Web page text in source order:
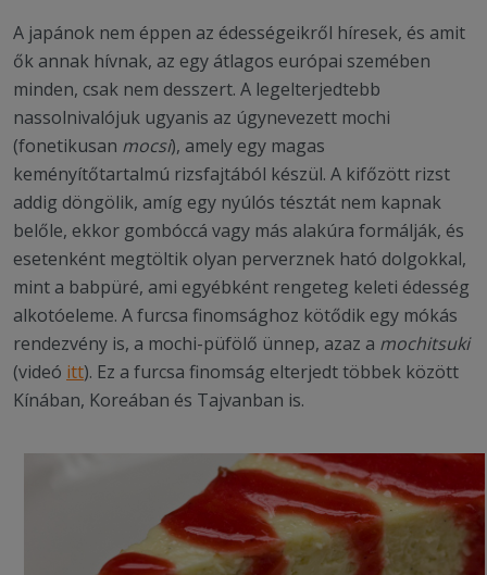
A japánok nem éppen az édességeikről híresek, és amit
ők annak hívnak, az egy átlagos európai szemében
minden, csak nem desszert. A legelterjedtebb
nassolnivalójuk ugyanis az úgynevezett mochi
(fonetikusan mocsi), amely egy magas
keményítőtartalmú rizsfajtából készül. A kifőzött rizst
addig döngölik, amíg egy nyúlós tésztát nem kapnak
belőle, ekkor gombóccá vagy más alakúra formálják, és
esetenként megtöltik olyan perverznek ható dolgokkal,
mint a babpüré, ami egyébként rengeteg keleti édesség
alkotóeleme. A furcsa finomsághoz kötődik egy mókás
rendezvény is, a mochi-püfölő ünnep, azaz a mochitsuki
(videó itt). Ez a furcsa finomság elterjedt többek között
Kínában, Koreában és Tajvanban is.